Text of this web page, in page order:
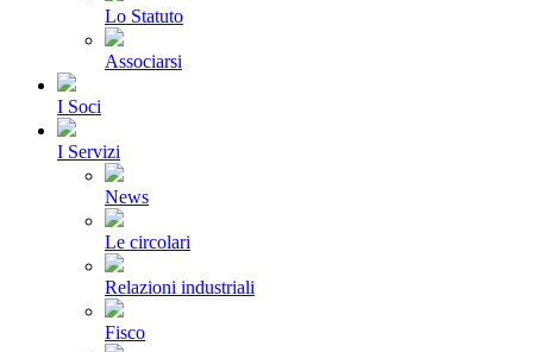
Lo Statuto
Associarsi
I Soci
I Servizi
News
Le circolari
Relazioni industriali
Fisco